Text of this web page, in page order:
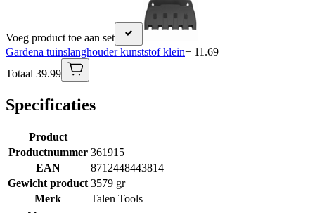
Voeg product toe aan set
Gardena tuinslanghouder kunststof klein+ 11.69
Totaal 39.99
Specificaties
Product
Productnummer 361915
EAN
8712448443814
Gewicht product 3579 gr
Merk
Talen Tools